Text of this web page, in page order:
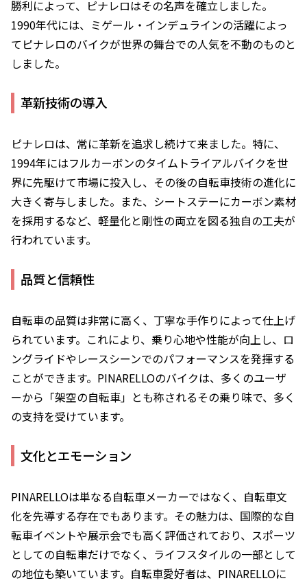
勝利によって、ピナレロはその名声を確立しました。
1990年代には、ミゲール・インデュラインの活躍によっ
てピナレロのバイクが世界の舞台での人気を不動のものと
しました。
革新技術の導入
ピナレロは、常に革新を追求し続けて来ました。特に、
1994年にはフルカーボンのタイムトライアルバイクを世
界に先駆けて市場に投入し、その後の自転車技術の進化に
大きく寄与しました。また、シートステーにカーボン素材
を採用するなど、軽量化と剛性の両立を図る独自の工夫が
行われています。
品質と信頼性
自転車の品質は非常に高く、丁寧な手作りによって仕上げ
られています。これにより、乗り心地や性能が向上し、ロ
ングライドやレースシーンでのパフォーマンスを発揮する
ことができます。PINARELLOのバイクは、多くのユーザ
ーから「架空の自転車」とも称されるその乗り味で、多く
の支持を受けています。
文化とエモーション
PINARELLOは単なる自転車メーカーではなく、自転車文
化を先導する存在でもあります。その魅力は、国際的な自
転車イベントや展示会でも高く評価されており、スポーツ
としての自転車だけでなく、ライフスタイルの一部として
の地位も築いています。自転車愛好者は、PINARELLOに